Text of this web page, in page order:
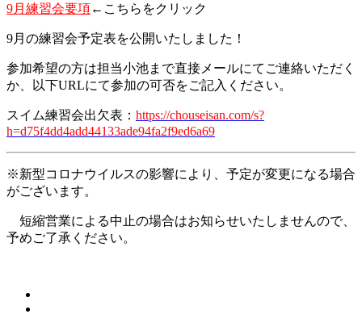
9月練習会要項←こちらをクリック
9月の練習会予定表を公開いたしました！
参加希望の方は担当小池まで直接メールにてご連絡いただく
か、以下URLにて参加の可否をご記入ください。
スイム練習会出欠表： https://chouseisan.com/s?
h=d75f4dd4add44133ade94fa2f9ed6a69
※新型コロナウイルスの影響により、予定が変更になる場合
がございます。
短縮営業による中止の場合はお知らせいたしませんので、
予めご了承ください。